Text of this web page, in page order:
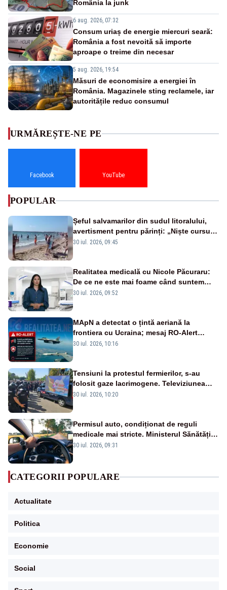
România la junk
6 aug. 2026, 07:32
Consum uriaș de energie miercuri seară:
România a fost nevoită să importe
aproape o treime din necesar
5 aug. 2026, 19:54
Măsuri de economisire a energiei în
România. Magazinele sting reclamele, iar
autoritățile reduc consumul
URMĂREȘTE-NE PE
Facebook YouTube
POPULAR
Șeful salvamarilor din sudul litoralului,
avertisment pentru părinți: „Niște cursuri
de înot la piscină nu sunt suficiente”
30 iul. 2026, 09:45
Realitatea medicală cu Nicole Păcuraru:
De ce ne este mai foame când suntem
obosiți?
30 iul. 2026, 09:52
MApN a detectat o țintă aeriană la
frontiera cu Ucraina; mesaj RO-Alert
transmis în județul Tulcea
30 iul. 2026, 10:16
Tensiuni la protestul fermierilor, s-au
folosit gaze lacrimogene. Televiziunea
Poporului face apel la calm – LIVE TEXT
30 iul. 2026, 10:20
Permisul auto, condiționat de reguli
medicale mai stricte. Ministerul Sănătății
propune schimbări majore
30 iul. 2026, 09:31
CATEGORII POPULARE
Actualitate
Politica
Economie
Social